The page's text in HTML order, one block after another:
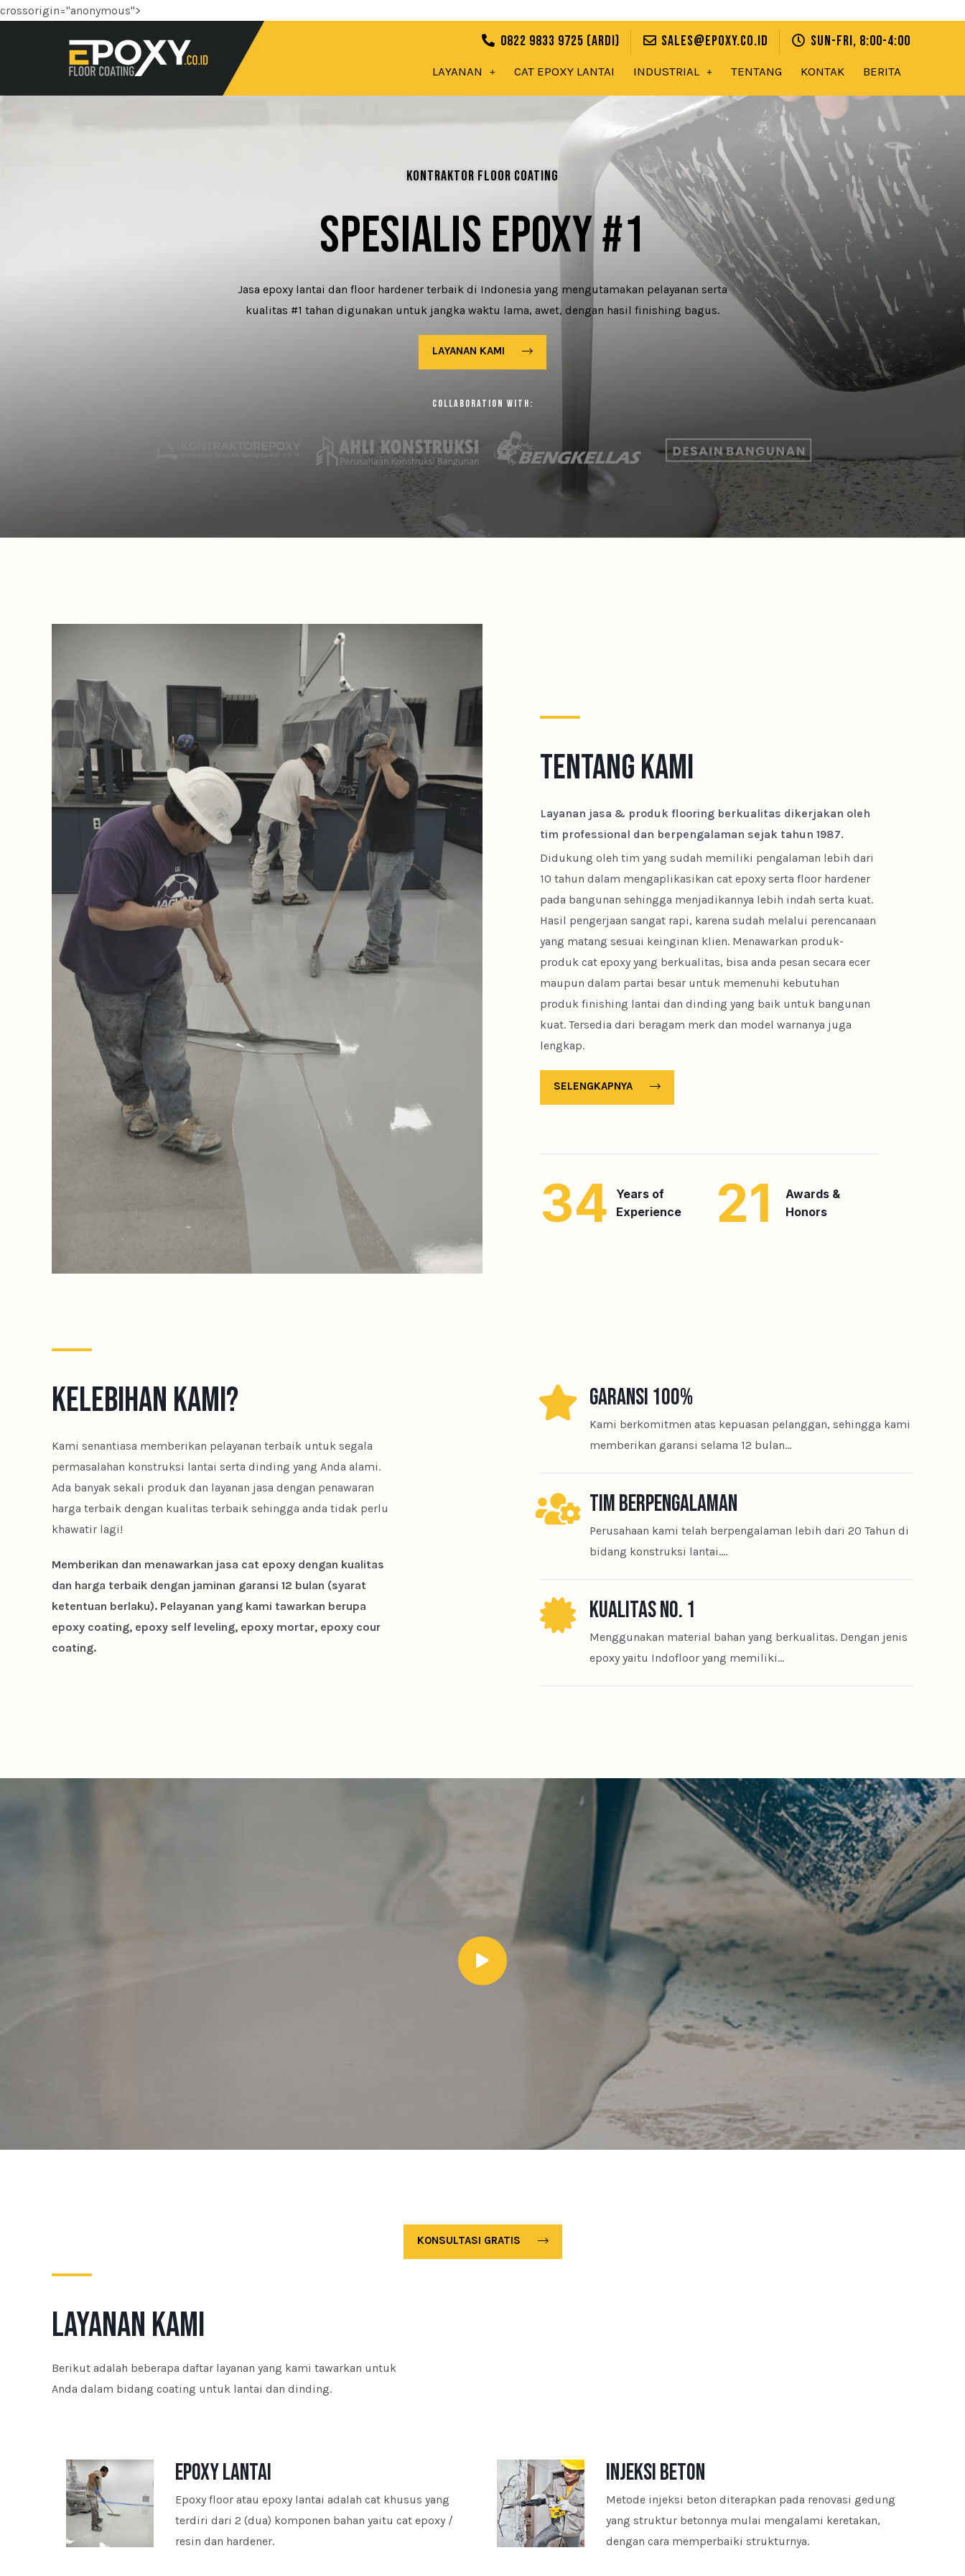
crossorigin="anonymous">
0822 9833 9725 (Ardi) sales@epoxy.co.id Sun-Fri, 8:00-4:00
LAYANAN CAT EPOXY LANTAI INDUSTRIAL TENTANG KONTAK BERITA
Kontraktor Floor Coating
SPESIALIS EPOXY #1
Jasa epoxy lantai dan floor hardener terbaik di Indonesia yang mengutamakan pelayanan serta
kualitas #1 tahan digunakan untuk jangka waktu lama, awet, dengan hasil finishing bagus.
LAYANAN KAMI
COLLABORATION WITH:
Tentang Kami
Layanan jasa & produk flooring berkualitas dikerjakan oleh
tim professional dan berpengalaman sejak tahun 1987.
Didukung oleh tim yang sudah memiliki pengalaman lebih dari
10 tahun dalam mengaplikasikan cat epoxy serta floor hardener
pada bangunan sehingga menjadikannya lebih indah serta kuat.
Hasil pengerjaan sangat rapi, karena sudah melalui perencanaan
yang matang sesuai keinginan klien. Menawarkan produk-
produk cat epoxy yang berkualitas, bisa anda pesan secara ecer
maupun dalam partai besar untuk memenuhi kebutuhan
produk finishing lantai dan dinding yang baik untuk bangunan
kuat. Tersedia dari beragam merk dan model warnanya juga
lengkap.
SELENGKAPNYA
34
Years of
Experience
21
Awards &
Honors
kelebihan kami?
Kami senantiasa memberikan pelayanan terbaik untuk segala
permasalahan konstruksi lantai serta dinding yang Anda alami.
Ada banyak sekali produk dan layanan jasa dengan penawaran
harga terbaik dengan kualitas terbaik sehingga anda tidak perlu
khawatir lagi!
Memberikan dan menawarkan jasa cat epoxy dengan kualitas
dan harga terbaik dengan jaminan garansi 12 bulan (syarat
ketentuan berlaku). Pelayanan yang kami tawarkan berupa
epoxy coating, epoxy self leveling, epoxy mortar, epoxy cour
coating.
GARANSI 100%
Kami berkomitmen atas kepuasan pelanggan, sehingga kami
memberikan garansi selama 12 bulan…
TIM BERPENGALAMAN
Perusahaan kami telah berpengalaman lebih dari 20 Tahun di
bidang konstruksi lantai.…
KUALITAS NO. 1
Menggunakan material bahan yang berkualitas. Dengan jenis
epoxy yaitu Indofloor yang memiliki…
KONSULTASI GRATIS
layanan kami
Berikut adalah beberapa daftar layanan yang kami tawarkan untuk
Anda dalam bidang coating untuk lantai dan dinding.
epoxy lantai
Epoxy floor atau epoxy lantai adalah cat khusus yang
terdiri dari 2 (dua) komponen bahan yaitu cat epoxy /
resin dan hardener.
injeksi beton
Metode injeksi beton diterapkan pada renovasi gedung
yang struktur betonnya mulai mengalami keretakan,
dengan cara memperbaiki strukturnya.